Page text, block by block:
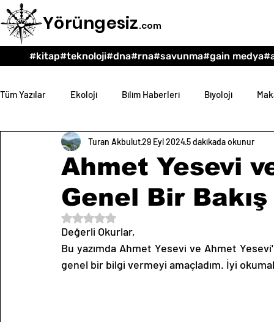
Yörüngesiz.com
Tüm Yazılar Ekoloji Bilim Haberleri Biyoloji
Psikoloji Eğitim Felsefe
Ahmet Yesevi
Genel Bir Bakış
Turan Akbulut29 Eyl 20245 dakikada okunur
5 üzerinden NaN yıldız
Değerli Okurlar,
Bu yazımda Ahmet Yesevi ve Ahmet
genel bir bilgi vermeyi amaçladım. İyi
#kitap#teknoloji#dna#rna#savunma#gain medya